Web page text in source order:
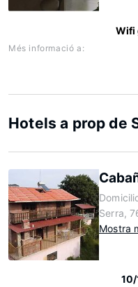
Wifi
Més informació a:
Hotels a prop de
Serra,
Mostra
10/